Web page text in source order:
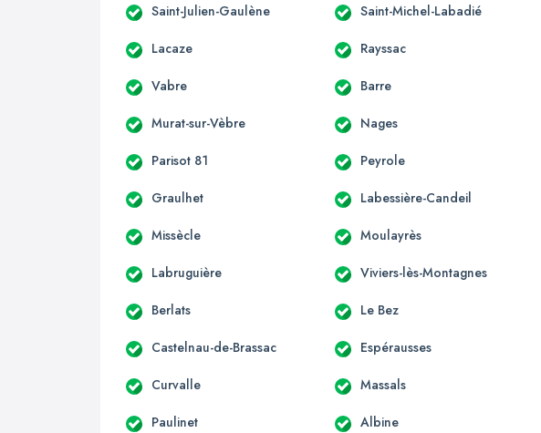
Saint-Julien-Gaulène Saint-Michel-Labadié
Lacaze Rayssac
Vabre Barre
Murat-sur-Vèbre Nages
Parisot 81 Peyrole
Graulhet Labessière-Candeil
Missècle Moulayrès
Labruguière Viviers-lès-Montagnes
Berlats Le Bez
Castelnau-de-Brassac Espérausses
Curvalle Massals
Paulinet Albine